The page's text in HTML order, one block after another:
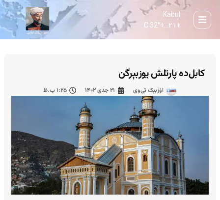
Kabul
+ ۲۱... +
32° C
کابل‌ده پارتلش یوزبېرگن
اۉزبېک تی‌وی ۲۱ جدی ۱۴۰۲ ۱:۲۵ ب.ظ